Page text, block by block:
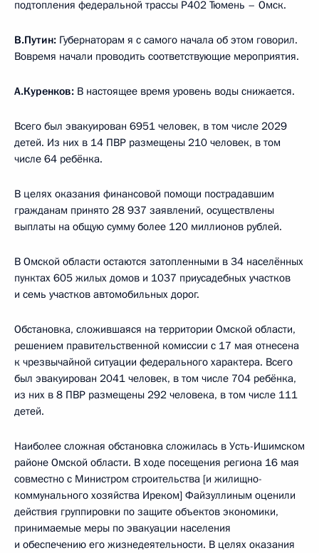
подтопления федеральной трассы Р402 Тюмень – Омск.
В.Путин: Губернаторам я с самого начала об этом говорил.
Вовремя начали проводить соответствующие мероприятия.
А.Куренков: В настоящее время уровень воды снижается.
Всего был эвакуирован 6951 человек, в том числе 2029
детей. Из них в 14 ПВР размещены 210 человек, в том
числе 64 ребёнка.
В целях оказания финансовой помощи пострадавшим
гражданам принято 28 937 заявлений, осуществлены
выплаты на общую сумму более 120 миллионов рублей.
В Омской области остаются затопленными в 34 населённых
пунктах 605 жилых домов и 1037 приусадебных участков
и семь участков автомобильных дорог.
Обстановка, сложившаяся на территории Омской области,
решением правительственной комиссии с 17 мая отнесена
к чрезвычайной ситуации федерального характера. Всего
был эвакуирован 2041 человек, в том числе 704 ребёнка,
из них в 8 ПВР размещены 292 человека, в том числе 111
детей.
Наиболее сложная обстановка сложилась в Усть-Ишимском
районе Омской области. В ходе посещения региона 16 мая
совместно с Министром строительства [и жилищно-
коммунального хозяйства Иреком] Файзуллиным оценили
действия группировки по защите объектов экономики,
принимаемые меры по эвакуации населения
и обеспечению его жизнедеятельности. В целях оказания